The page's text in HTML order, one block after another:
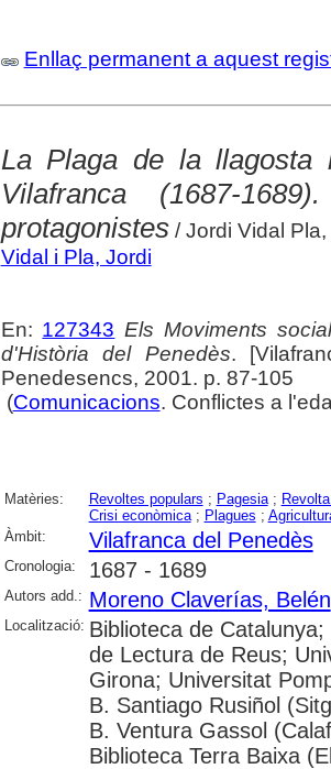
Enllaç permanent a aquest
La Plaga de la
Vilafranca (1687-
protagonistes/ Jordi Vidal
Vidal i Pla, Jordi
En: 127343 Els Moviments
d'Història del Penedès.
Penedesencs, 2001. p. 87-105
(Comunicacions. Conflictes a
Matèries: Revoltes populars ; Pagesia;
Crisi econòmica; Plagues ;
Àmbit:
Vilafranca del Penedès
Cronologia: 1687 - 1689
Autors add.: Moreno Claverías, Belén
Localització: Biblioteca de
de Lectura de Reus;
Girona; Universitat
B. Santiago Rusiñol
B. Ventura Gassol
Biblioteca Terra Baixa